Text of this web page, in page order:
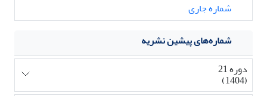
شماره جاری
شماره‌های پیشین نشریه
دوره 21
(1404)